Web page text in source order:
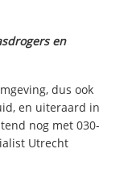
en
dus ook
en uiteraard in
nog met 030-
Utrecht